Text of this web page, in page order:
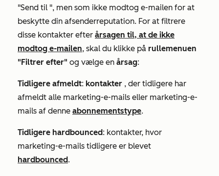
"Send til ", men som ikke modtog e-mailen for at
beskytte din afsenderreputation. For at filtrere
disse kontakter efter årsagen til, at de ikke
modtog e-mailen, skal du klikke på rullemenuen
"Filtrer efter" og vælge en årsag:
Tidligere afmeldt: kontakter , der tidligere har
afmeldt alle marketing-e-mails eller marketing-e-
mails af denne abonnementstype.
Tidligere hardbounced: kontakter, hvor
marketing-e-mails tidligere er blevet
hardbounced.